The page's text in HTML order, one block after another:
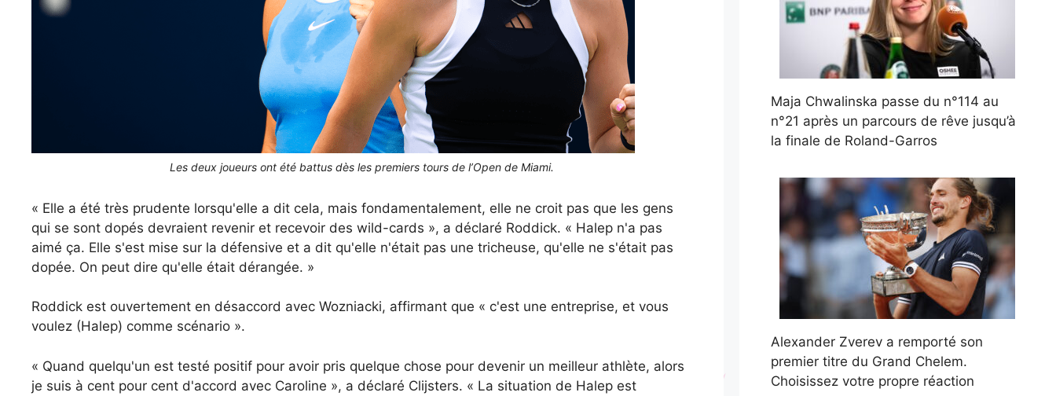
Les deux joueurs ont été battus dès les premiers tours de l’Open de Miami.
« Elle a été très prudente lorsqu'elle a dit cela, mais fondamentalement, elle ne croit pas que les gens
qui se sont dopés devraient revenir et recevoir des wild-cards », a déclaré Roddick. « Halep n'a pas
aimé ça. Elle s'est mise sur la défensive et a dit qu'elle n'était pas une tricheuse, qu'elle ne s'était pas
dopée. On peut dire qu'elle était dérangée. »
Roddick est ouvertement en désaccord avec Wozniacki, affirmant que « c'est une entreprise, et vous
voulez (Halep) comme scénario ».
« Quand quelqu'un est testé positif pour avoir pris quelque chose pour devenir un meilleur athlète, alors
je suis à cent pour cent d'accord avec Caroline », a déclaré Clijsters. « La situation de Halep est
Maja Chwalinska passe du n°114 au
n°21 après un parcours de rêve jusqu’à
la finale de Roland-Garros
Alexander Zverev a remporté son
premier titre du Grand Chelem.
Choisissez votre propre réaction